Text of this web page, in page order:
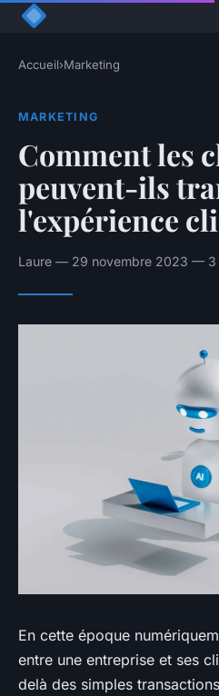
Accueil›Marketing
MARKETING
Comment les
peuvent-ils
l'expérience
Laure — 29 novembre 2023 — 3
En cette époque
entre une entreprise et ses
delà des simples